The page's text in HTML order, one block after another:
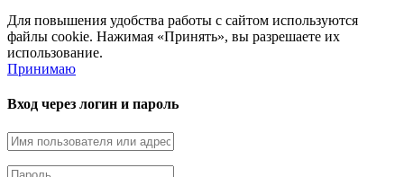
Для повышения удобства работы с сайтом используются
файлы cookie. Нажимая «Принять», вы разрешаете их
использование.
Принимаю
Вход через логин и пароль